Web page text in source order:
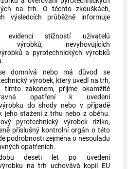
na trh. O těchto zkouškách,
výsledcích průběžně informuje
stížností uživatelů
výrobků, nevyhovujících
a pyrotechnických výrobků
domnívá nebo má důvod se
výrobek, který uvedl na trh,
zákonem, přijme okamžitě
opatření k uvedení
do shody nebo v případě
jeho stažení z trhu nebo z oběhu.
pyrotechnický výrobekriziko,
příslušný kontrolní orgán o této
podrobnosti zejména o nesouladu
opatřeních.
deseti let po uvedení
na trh uchovává kopii EU